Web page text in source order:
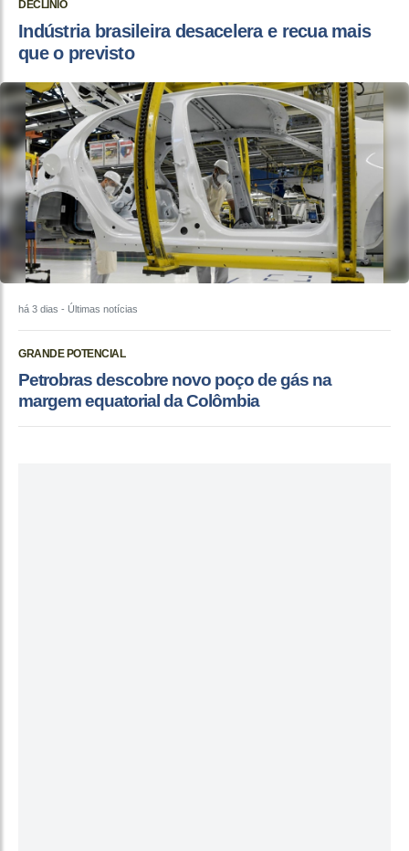
DECLÍNIO
Indústria brasileira desacelera e recua mais
que o previsto
há 3 dias - Últimas notícias
GRANDE POTENCIAL
Petrobras descobre novo poço de gás na
margem equatorial da Colômbia